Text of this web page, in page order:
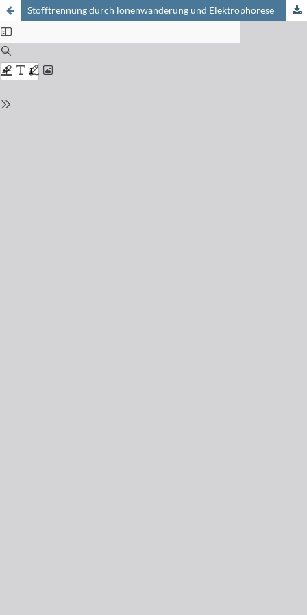
Stofftrennung durch lonenwanderung und Elektrophorese